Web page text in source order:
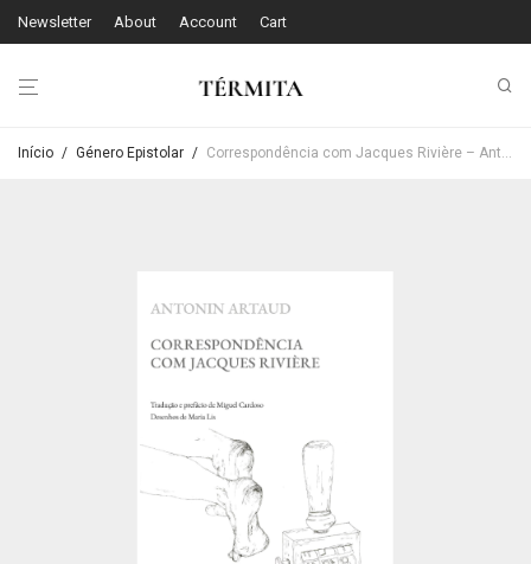
Newsletter About Account Cart
Início / Género Epistolar / Correspondência com Jacques Rivière – Antonin Artaud